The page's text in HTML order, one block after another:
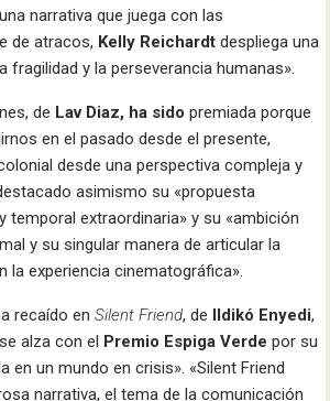
narrativa que juega con las
de atracos, Kelly Reichardt despliega una
fragilidad y la perseverancia humanas».
de Lav Diaz, ha sido premiada porque
en el pasado desde el presente,
desde una perspectiva compleja y
asimismo su «propuesta
temporal extraordinaria» y su «ambición
y su singular manera de articular la
la experiencia cinematográfica».
recaído enSilent Friend, de Ildikó Enyedi,
alza con el Premio Espiga Verde por su
en un mundo en crisis». «Silent Friend
narrativa, el tema de la comunicación